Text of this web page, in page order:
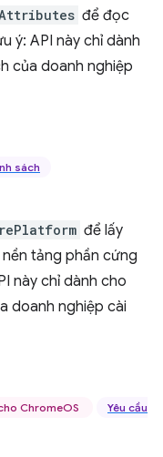
để đọc
ý: API này chỉ dành
của doanh nghiệp
sách
để lấy
tảng phần cứng
này chỉ dành cho
doanh nghiệp cài
ChromeOS
Yêu cầu